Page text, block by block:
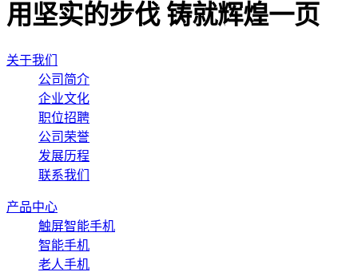
用坚实的步伐 铸就辉煌一页
关于我们
公司简介
企业文化
职位招聘
公司荣誉
发展历程
联系我们
产品中心
触屏智能手机
智能手机
老人手机